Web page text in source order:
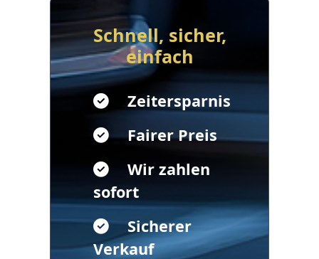
Schnell, sicher,
einfach
Zeitersparnis
Fairer Preis
Wir zahlen
sofort
Sicherer
Verkauf